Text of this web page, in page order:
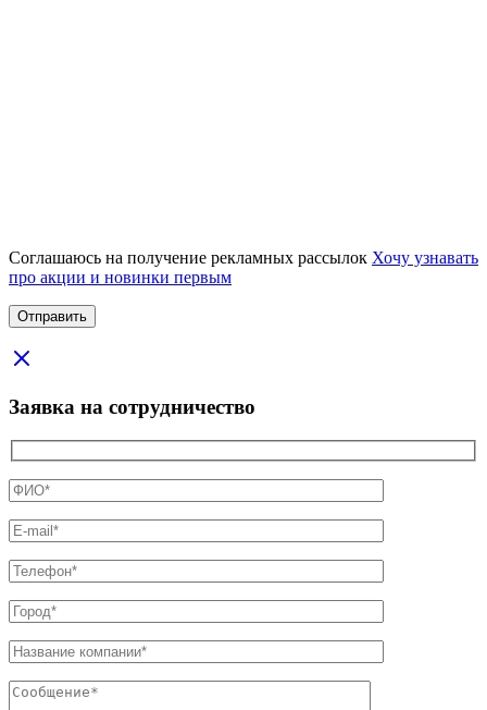
Соглашаюсь на получение рекламных рассылок Хочу узнавать
про акции и новинки первым
Заявка на сотрудничество